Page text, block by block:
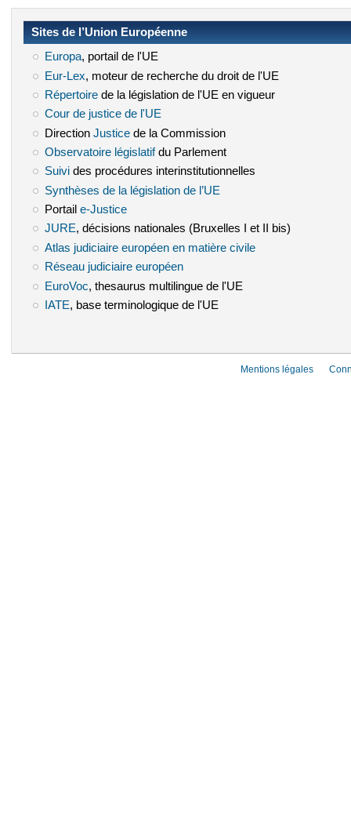
Sites de l’Union Européenne
Europa(le lien est externe)
, portail de l'UE
Eur-Lex (le lien est externe)
, moteur de recherche du droit de l'UE
Répertoire(le lien est externe)
de la législation de l'UE en vigueur
Cour de justice de l'UE
Direction Justice(le lien est externe)
de la Commission
Observatoire législatif(le lien est externe)
du Parlement
Suivi(le lien est externe)
des procédures interinstitutionnelles
Synthèses de la législation de l’UE
Portail e-Justice(le lien est externe)
JURE(le lien est externe)
, décisions nationales (Bruxelles I et II bis)
Atlas judiciaire européen en matière civile(le lien est externe)
Réseau judiciaire européen(le lien est externe)
EuroVoc (le lien est externe)
, thesaurus multilingue de l'UE
IATE (le lien est externe)
, base terminologique de l'UE
Mentions légales